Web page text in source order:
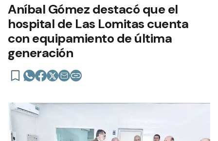
Aníbal Gómez destacó que el
hospital de Las Lomitas cuenta
con equipamiento de última
generación